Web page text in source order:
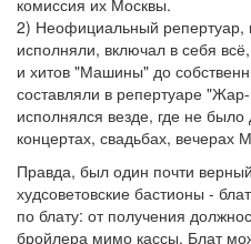
комиссия их Москвы.
2) Неофициальный репертуар,
исполняли, включал в себя
и хитов "Машины" до
составляли в репертуаре
исполнялся везде, где не
концертах, свадьбах, вечерах
Правда, был один почти
худсоветовские бастионы -
по блату: от получения
бройлера мимо кассы. Блат